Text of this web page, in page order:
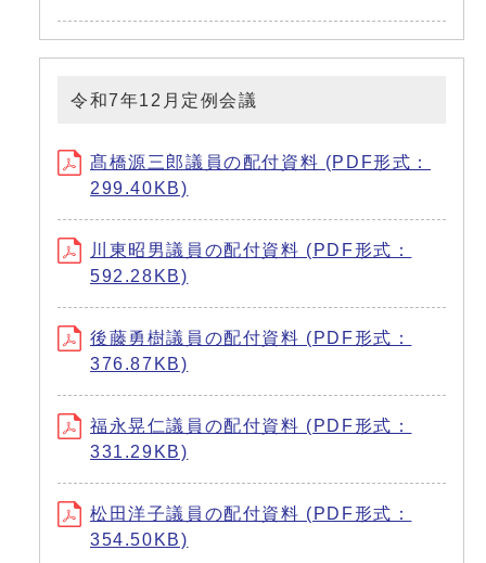
令和7年12月定例会議
髙橋源三郎議員の配付資料 (PDF形式：
299.40KB)
川東昭男議員の配付資料 (PDF形式：
592.28KB)
後藤勇樹議員の配付資料 (PDF形式：
376.87KB)
福永晃仁議員の配付資料 (PDF形式：
331.29KB)
松田洋子議員の配付資料 (PDF形式：
354.50KB)